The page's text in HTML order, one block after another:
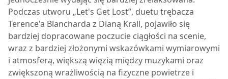
Podczas utworu „Let's Get Lost”, duetu trębacza
Terence'a Blancharda z Dianą Krall, pojawiło się
bardziej dopracowane poczucie ciągłości na scenie,
wraz z bardziej złożonymi wskazówkami wymiarowymi
i atmosferą, większą więzią między muzykami oraz
zwiększoną wrażliwością na fizyczne powietrze i